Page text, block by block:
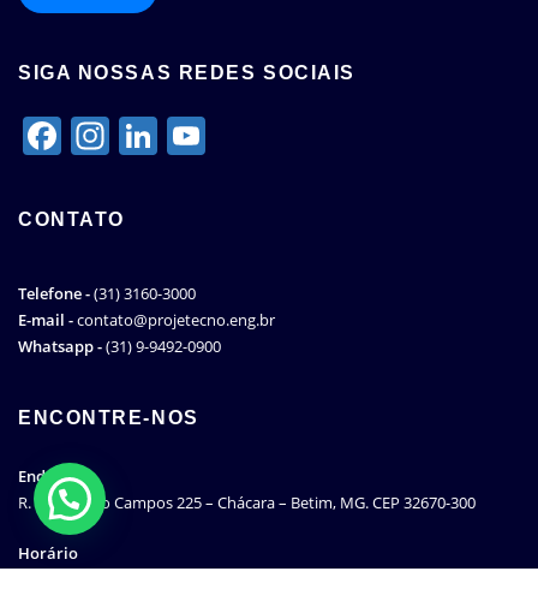
SIGA NOSSAS REDES SOCIAIS
Facebook
Instagram
LinkedIn
CONTATO
Telefone -(31) 3160-3000
E-mail -contato@projetecno.eng.br
Whatsapp -(31) 9-9492-0900
ENCONTRE-NOS
Endereço
R. Humberto Campos 225 – Chácara – Betim, MG. CEP 32670-300
Horário
Atendimento no Whatsapp